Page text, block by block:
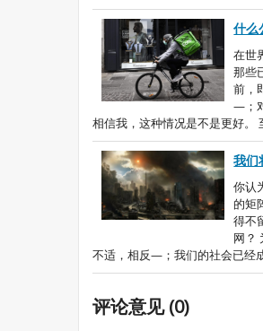
什么
在世
那些
前，
—；
相信我，这种情况是不是更好。
我们
你认
的矩
得不
网？
不适，相反—；我们的社会已经
评论意见 (0)